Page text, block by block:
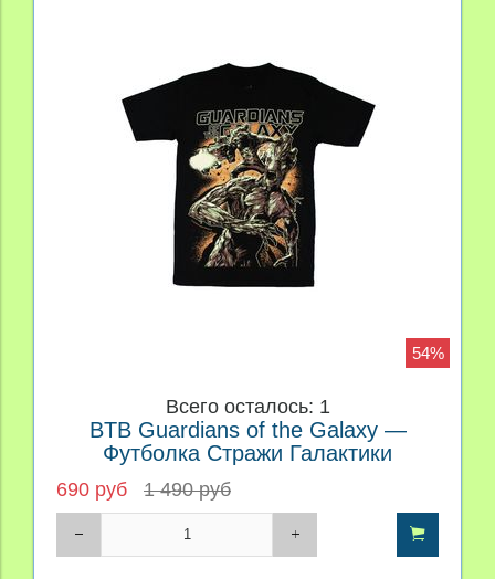
54%
Всего осталось: 1
BTB Guardians of the Galaxy —
Футболка Стражи Галактики
690 руб 1 490 руб